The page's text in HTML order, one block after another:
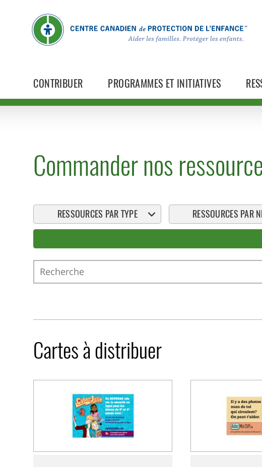
CONTRIBUER PROGRAMMES ET INITIATIVES
Commander nos
RESSOURCES PAR TYPE RESSOURCES PAR
Recherche
Cartes à distribuer